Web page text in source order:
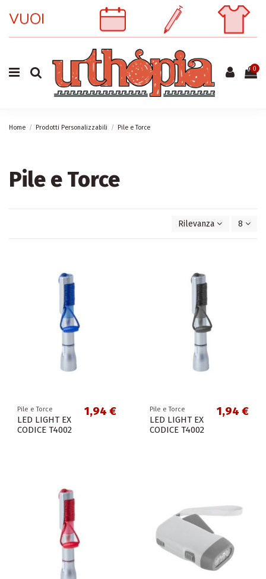
0
Home Prodotti Personalizzabili Pile e Torce
Pile e Torce
Rilevanza 8
Pile e Torce
LED LIGHT EX
CODICE T4002
1,94 € Pile e Torce
LED LIGHT EX
CODICE T4002
1,94 €